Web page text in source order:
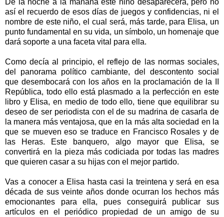
De la noche a la mañana este niño desaparecerá, pero no
así el recuerdo de esos días de juegos y confidencias, ni el
nombre de este niño, el cual será, más tarde, para Elisa, un
punto fundamental en su vida, un símbolo, un homenaje que
dará soporte a una faceta vital para ella.
Como decía al principio, el reflejo de las normas sociales,
del panorama político cambiante, del descontento social
que desembocará con los años en la proclamación de la II
República, todo ello está plasmado a la perfección en este
libro y Elisa, en medio de todo ello, tiene que equilibrar su
deseo de ser periodista con el de su madrina de casarla de
la manera más ventajosa, que en la más alta sociedad en la
que se mueven eso se traduce en Francisco Rosales y de
las Heras. Este banquero, algo mayor que Elisa, se
convertirá en la pieza más codiciada por todas las madres
que quieren casar a su hijas con el mejor partido.
Vas a conocer a Elisa hasta casi la treintena y será en esa
década de sus veinte años donde ocurran los hechos más
emocionantes para ella, pues conseguirá publicar sus
artículos en el periódico propiedad de un amigo de su